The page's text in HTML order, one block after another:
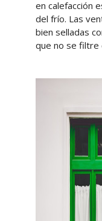
en calefacción
del frío. Las
bien selladas
que no se filtre